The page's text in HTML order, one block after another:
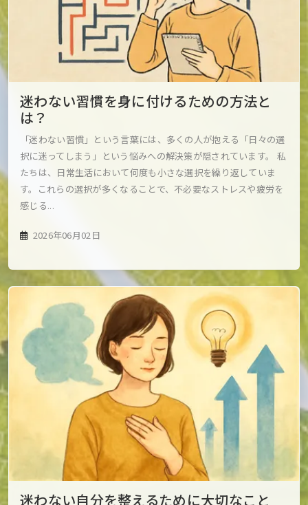
迷わない習慣を身に付けるための方法と
は？
「迷わない習慣」という言葉には、多くの人が抱える「日々の選
択に迷ってしまう」という悩みへの解決策が隠されています。 私
たちは、日常生活において何度も小さな選択を繰り返していま
す。これらの選択が多くなることで、不必要なストレスや疲労を
感じる...
2026年06月02日
迷わない自分を整えるために大切なこと